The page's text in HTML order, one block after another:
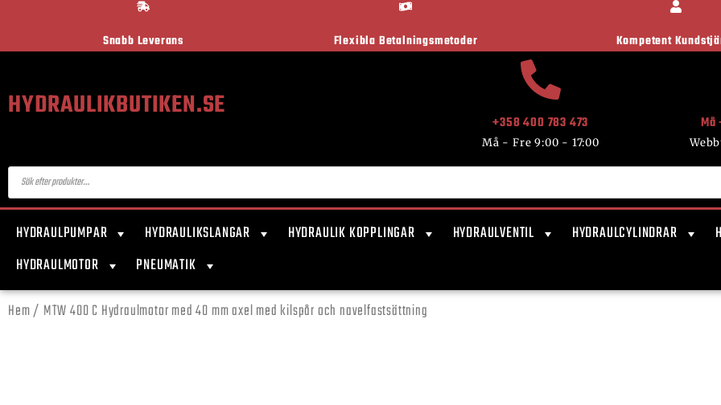
Snabb Leverans Flexibla Betalningsmetoder Kompetent
HYDRAULIKBUTIKEN.SE +358 400 783 473
Må - Fre 9:00 - 17:00
Må
HYDRAULPUMPAR HYDRAULIKSLANGAR HYDRAULIK KOPPLINGAR HYDRAULVENTIL HYDRAULCYLINDRAR
HYDRAULMOTOR
PNEUMATIK
Hem/ MTW 400 C Hydraulmotor med 40 mm axel med kilspår och navelfastsättning